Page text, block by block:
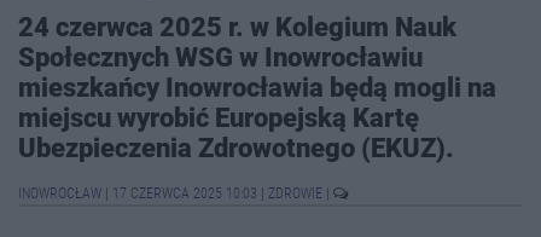
24 czerwca 2025 r. w Kolegium Nauk
Społecznych WSG w Inowrocławiu
mieszkańcy Inowrocławia będą mogli na
miejscu wyrobić Europejską Kartę
Ubezpieczenia Zdrowotnego (EKUZ).
INOWROCŁAW 17 CZERWCA 2025 10:03 ZDROWIE